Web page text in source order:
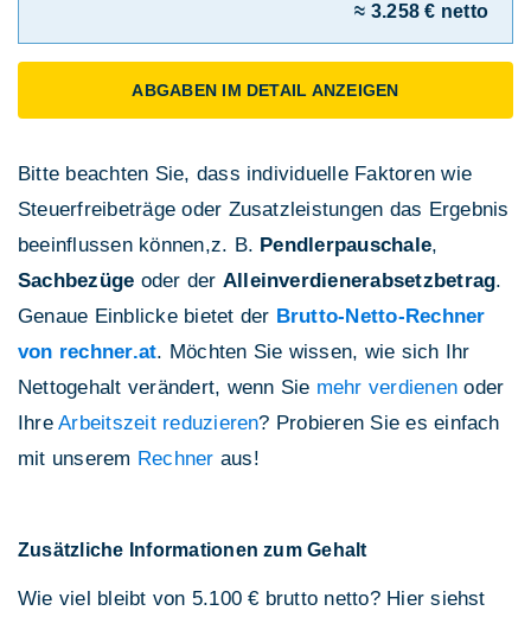
≈ 3.258 € netto
ABGABEN IM DETAIL ANZEIGEN
Bitte beachten Sie, dass individuelle Faktoren wie
Steuerfreibeträge oder Zusatzleistungen das Ergebnis
beeinflussen können,z. B. Pendlerpauschale,
Sachbezüge oder der Alleinverdienerabsetzbetrag.
Genaue Einblicke bietet der Brutto-Netto-Rechner
von rechner.at. Möchten Sie wissen, wie sich Ihr
Nettogehalt verändert, wenn Sie mehr verdienen oder
IhreArbeitszeit reduzieren? Probieren Sie es einfach
mit unserem Rechner aus!
Zusätzliche Informationen zum Gehalt
Wie viel bleibt von 5.100 € brutto netto? Hier siehst